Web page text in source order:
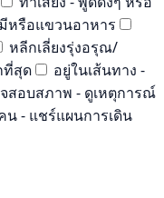
หรือแขวนอาหาร
หลีกเลี่ยงรุ่งอรุณ/
ที่สุด
อยู่ในเส้นทาง -
สอบสภาพ - ดูเหตุการณ์
น - แชร์แผนการเดิน